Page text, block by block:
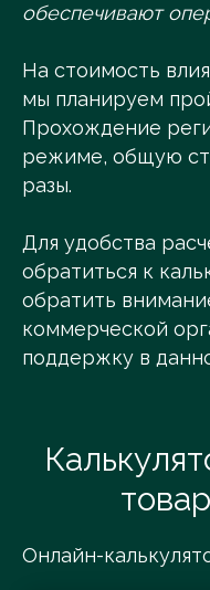
обеспечивают
На стоимость
мы планируем
Прохождение
режиме, общую
разы.
Для удобства
обратиться к
обратить
коммерческой
поддержку в
Онлайн-